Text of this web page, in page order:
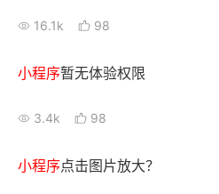
16.1k 98
小程序暂无体验权限
3.4k 98
小程序点击图片放大？